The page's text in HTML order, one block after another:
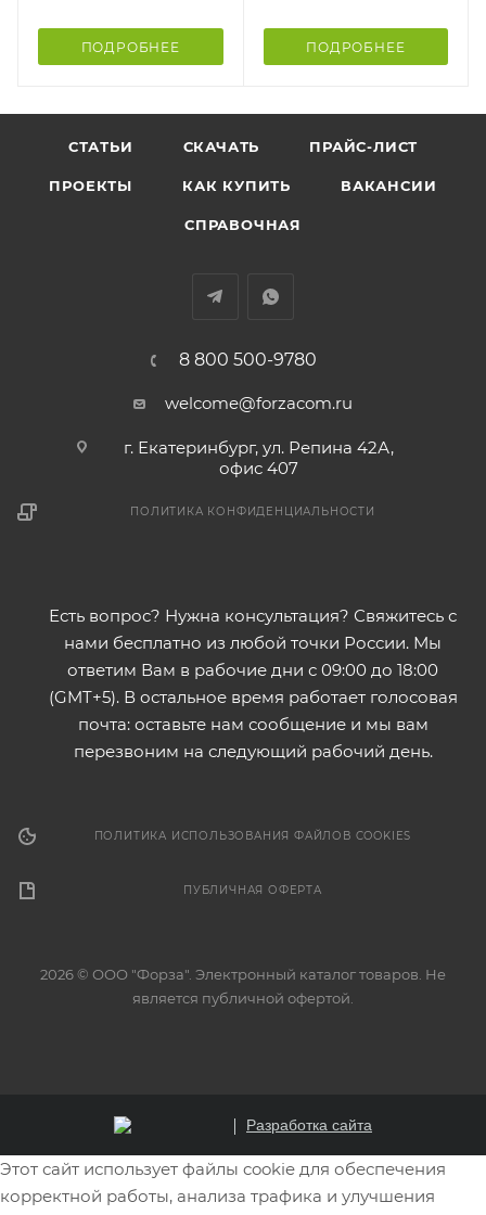
ПОДРОБНЕЕ ПОДРОБНЕЕ
СТАТЬИ СКАЧАТЬ ПРАЙС-ЛИСТ
ПРОЕКТЫ КАК КУПИТЬ ВАКАНСИИ
СПРАВОЧНАЯ
8 800 500-9780
welcome@forzacom.ru
г. Екатеринбург, ул. Репина 42А,
офис 407
ПОЛИТИКА КОНФИДЕНЦИАЛЬНОСТИ
Есть вопрос? Нужна консультация? Свяжитесь с
нами бесплатно из любой точки России. Мы
ответим Вам в рабочие дни с 09:00 до 18:00
(GMT+5). В остальное время работает голосовая
почта: оставьте нам сообщение и мы вам
перезвоним на следующий рабочий день.
ПОЛИТИКА ИСПОЛЬЗОВАНИЯ ФАЙЛОВ COOKIES
ПУБЛИЧНАЯ ОФЕРТА
2026 © ООО "Форза". Электронный каталог товаров. Не
является публичной офертой.
Разработка сайта
Этот сайт использует файлы cookie для обеспечения
корректной работы, анализа трафика и улучшения